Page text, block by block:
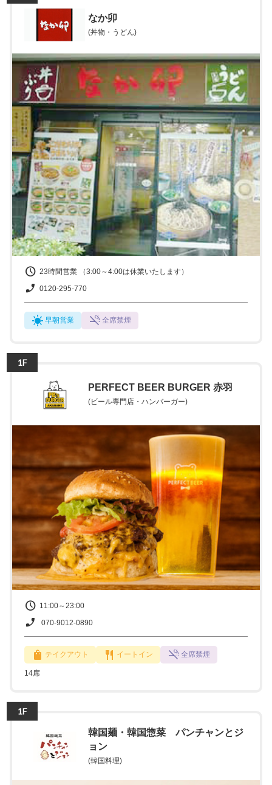
なか卯
(丼物・うどん)
23時間営業 （3:00～4:00は休業いたします）
0120-295-770
早朝営業 全席禁煙
1F
PERFECT BEER BURGER 赤羽
(ビール専門店・ハンバーガー)
11:00～23:00
070-9012-0890
テイクアウト イートイン 全席禁煙
14席
1F
韓国麺・韓国惣菜 パンチャンとジ
ョン
(韓国料理)